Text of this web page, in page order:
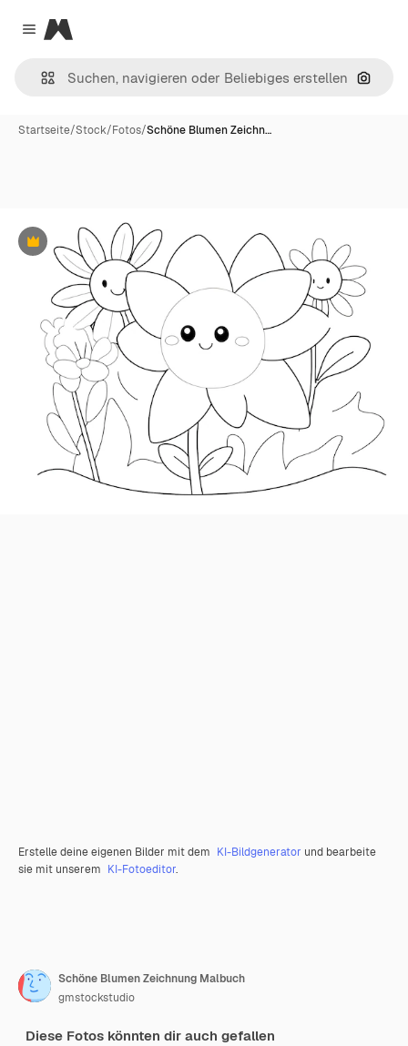
Close menu
Magnific
Nach
Startseite/Stock/Fotos/Schöne Blumen Zeichn…
Premium
Erstelle deine eigenen Bilder mit dem KI-Bildgenerator und bearbeite
sie mit unserem KI-Fotoeditor.
Schöne Blumen Zeichnung Malbuch
gmstockstudio
Diese Fotos könnten dir auch gefallen